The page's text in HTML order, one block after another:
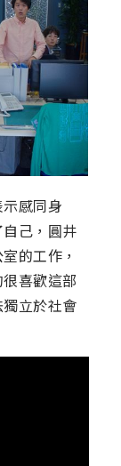
感同身
己，圓井
的工作，
喜歡這部
立於社會